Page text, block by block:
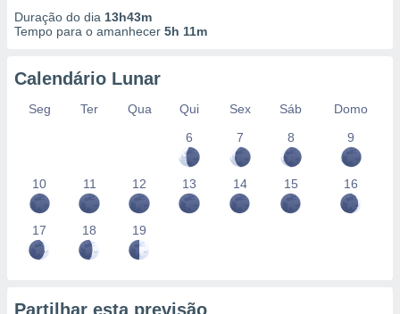
Duração do dia 13h43m
Tempo para o amanhecer 5h 11m
Calendário Lunar
Seg Ter Qua Qui Sex Sáb
Domo
6
7 8 9
10 11 12 13 14 15 16
17 18 19
Partilhar esta previsão